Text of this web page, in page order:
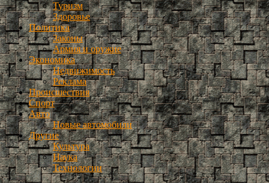
Туризм
Здоровье
Политика
Законы
Армия и оружие
Экономика
Недвижимость
Реклама
Происшествия
Спорт
Авто
Новые автомобили
Другие
Культура
Наука
Технологии